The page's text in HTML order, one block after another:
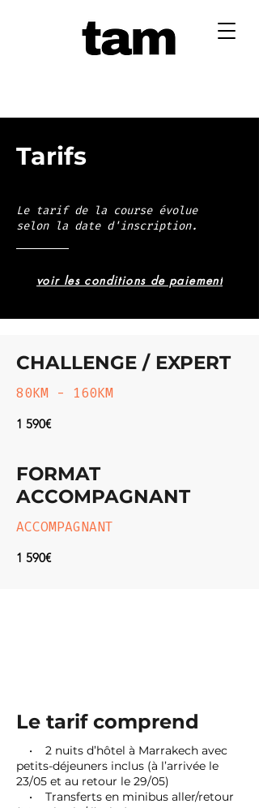
Tarifs
Le tarif de la course évolue
selon la date d'inscription.
voir les conditions de paiement
CHALLENGE / EXPERT
80KM - 160KM
1 590€
FORMAT
ACCOMPAGNANT
ACCOMPAGNANT
1 590€
Le tarif comprend
• 2 nuits d’hôtel à Marrakech avec
petits-déjeuners inclus (à l’arrivée le
23/05 et au retour le 29/05)
• Transferts en minibus aller/retour